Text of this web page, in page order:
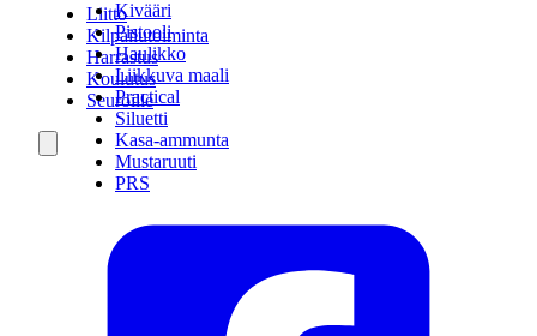
Kivääri
Pistooli
Haulikko
Liikkuva maali
Practical
Siluetti
Kasa-ammunta
Mustaruuti
PRS
Liitto
Kilpailutoiminta
Harrastus
Koulutus
Seuroille